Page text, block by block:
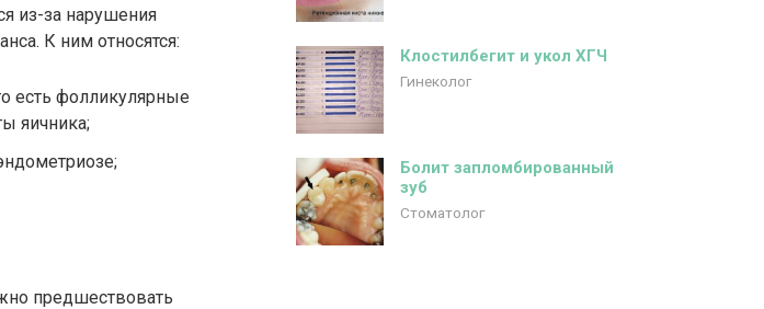
из-за нарушения
К ним относятся:
есть фолликулярные
яичника;
предшествовать
Клостилбегит и укол ХГЧ
Гинеколог
Болит запломбированный
зуб
Стоматолог